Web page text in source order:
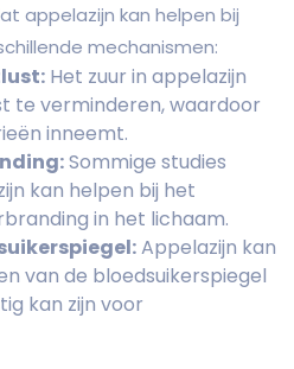
appelazijn kan helpen bij
mechanismen:
Het zuur in appelazijn
te verminderen, waardoor
inneemt.
Sommige studies
kan helpen bij het
in het lichaam.
Appelazijn kan
van de bloedsuikerspiegel
kan zijn voor